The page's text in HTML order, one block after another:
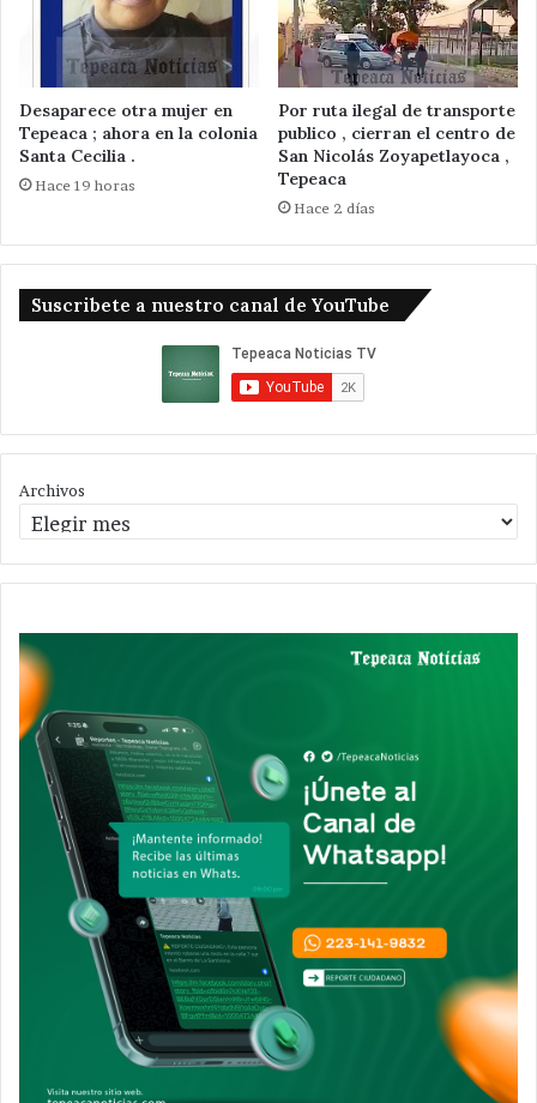
Desaparece otra mujer en
Tepeaca ; ahora en la colonia
Santa Cecilia .
Hace 19 horas
Por ruta ilegal de transporte
publico , cierran el centro de
San Nicolás Zoyapetlayoca ,
Tepeaca
Hace 2 días
Suscribete a nuestro canal de YouTube
Archivos